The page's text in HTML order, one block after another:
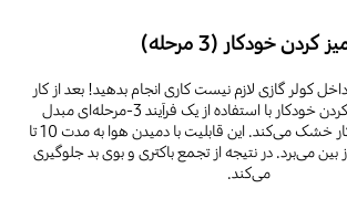
کردن خودکار (3 مرحله)
کولر گازی لازم نیست کاری انجام بدهید! بعد از کار
کردن، قابلیت تمیز کردن خودکار با استفاده از یک فرآیند 3-مرحله‌ای مبدل
حرارتی را به طور خودکار خشک می‌کند. این قابلیت با دمیدن هوا به مدت 10 تا
از بین می‌برد. در نتیجه از تجمع باکتری و بوی بد جلوگیری
می‌کند.